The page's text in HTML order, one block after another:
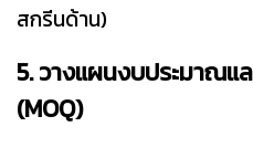
สกรีนด้าน)
5. วางแผนงบประมาณแ
(MOQ)